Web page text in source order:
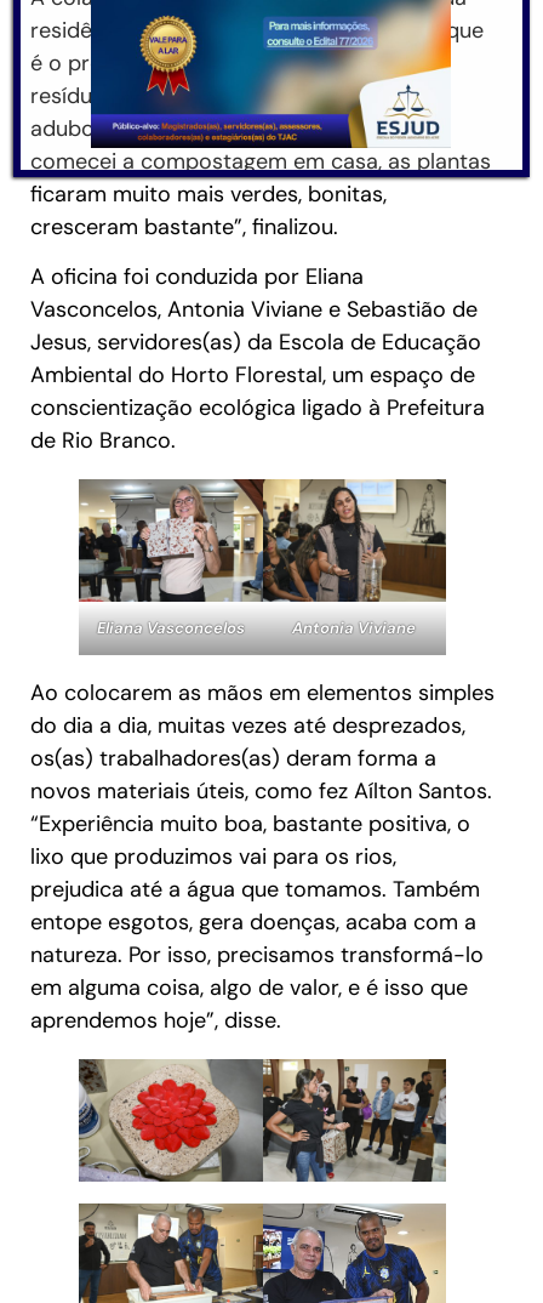
residência trabalhos de compostagem – que
é o processo natural de reciclagem de
resíduos, que são transformados em um
adubo rico em nutrientes. “Depois que
comecei a compostagem em casa, as plantas
ficaram muito mais verdes, bonitas,
cresceram bastante”, finalizou.
A oficina foi conduzida por Eliana
Vasconcelos, Antonia Viviane e Sebastião de
Jesus, servidores(as) da Escola de Educação
Ambiental do Horto Florestal, um espaço de
conscientização ecológica ligado à Prefeitura
de Rio Branco.
Eliana Vasconcelos Antonia Viviane
Ao colocarem as mãos em elementos simples
do dia a dia, muitas vezes até desprezados,
os(as) trabalhadores(as) deram forma a
novos materiais úteis, como fez Aílton Santos.
“Experiência muito boa, bastante positiva, o
lixo que produzimos vai para os rios,
prejudica até a água que tomamos. Também
entope esgotos, gera doenças, acaba com a
natureza. Por isso, precisamos transformá-lo
em alguma coisa, algo de valor, e é isso que
aprendemos hoje”, disse.